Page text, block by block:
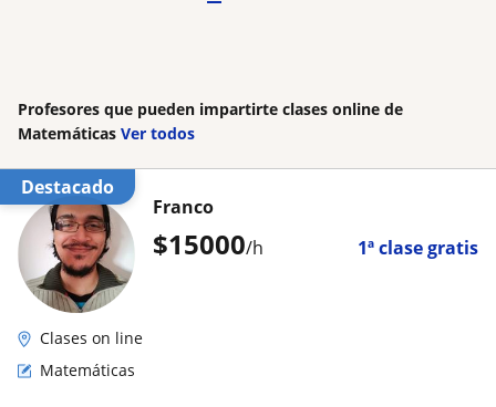
Profesores que pueden impartirte clases online de
Matemáticas Ver todos
Destacado
$15000/h 1ª clase gratis
Franco
Clases on line
Matemáticas